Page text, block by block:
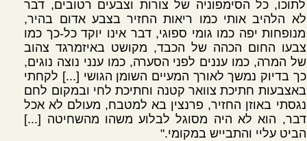
לתוכו, כל הסימפוניה של צורות וצבעים רטובים, דבר
לא הלהיב אותי כמו ריאות החזיר בצבע אדום בהיר,
מנופחות יפה כמו גומי ספוגי, דבר אינו יוקד כל-כך כמו
צבעו החום הכהה של הכבד, מקושט באיזמרגד צהוב
של המרה, כמו עננים לפני הסערה, כמו ענני נוצה נוגים,
כך בדיוק נמשך לאורך המעיים השומן הגושי [...] לקחתי
באצבעות חתיכת צוואר קטנה וחתיכת לחי ובמקום לחם
נגסתי באוזן החזיר, פרנצין בא למטבח, מעולם לא אכל
דבר, הוא לא היה מסוגל לבלוע משהו מהשחיטה [...]
הביט עליי והתבייש במקומי."